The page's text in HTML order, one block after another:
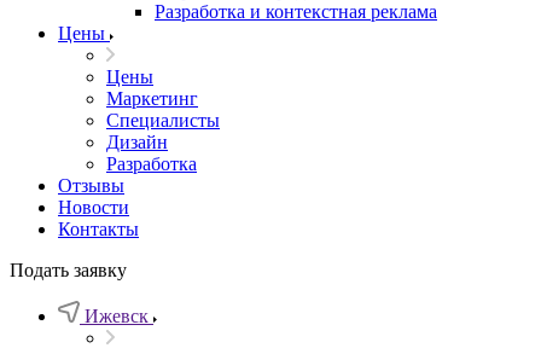
Разработка и контекстная реклама
Цены
Цены
Маркетинг
Специалисты
Дизайн
Разработка
Отзывы
Новости
Контакты
Подать заявку
Ижевск